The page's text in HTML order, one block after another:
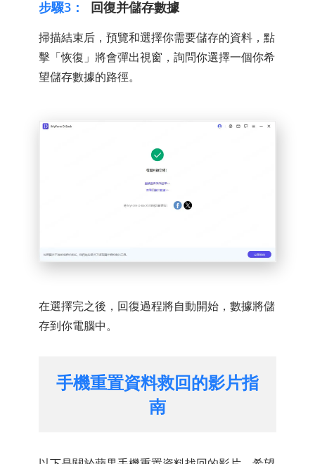
步驟3： 回復并儲存數據
掃描結束后，預覽和選擇你需要儲存的資料，點
擊「恢復」將會彈出視窗，詢問你選擇一個你希
望儲存數據的路徑。
在選擇完之後，回復過程將自動開始，數據將儲
存到你電腦中。
手機重置資料救回的影片指
南